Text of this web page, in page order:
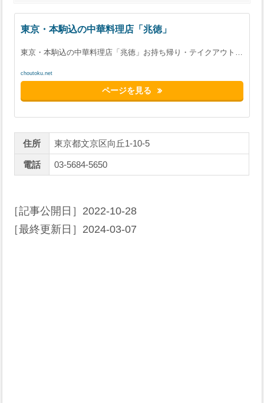
東京・本駒込の中華料理店「兆徳」
東京・本駒込の中華料理店「兆徳」お持ち帰り・テイクアウト…
choutoku.net
ページを見る
住所 東京都文京区向丘1-10-5
電話 03-5684-5650
［記事公開日］ 2022-10-28
［最終更新日］ 2024-03-07